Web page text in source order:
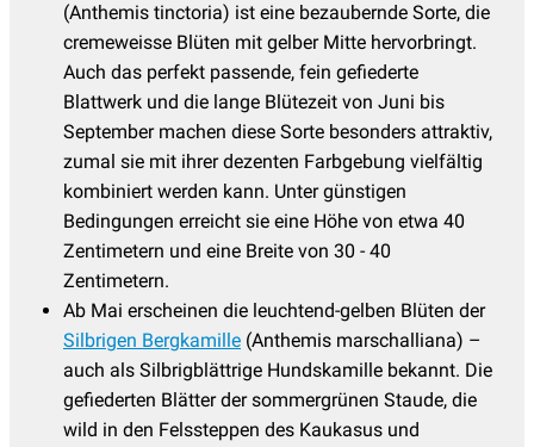
Spornblume(2)
Staudenclematis (11)
Staudenhibiskus(13)
Sterndolde(8)
Stockrosen (11)
Storchschnabel (54)
Sumpfdotterblume - Caltha
(3)
Taglilien(38)
Thymian - Thymus(19)
Tränendes Herz - Dicentra
(4)
Trollblume (2)
(Anthemis tinctoria) ist eine bezaubernde Sorte, die
cremeweisse Blüten mit gelber Mitte hervorbringt.
Auch das perfekt passende, fein gefiederte
Blattwerk und die lange Blütezeit von Juni bis
September machen diese Sorte besonders attraktiv,
zumal sie mit ihrer dezenten Farbgebung vielfältig
kombiniert werden kann. Unter günstigen
Bedingungen erreicht sie eine Höhe von etwa 40
Zentimetern und eine Breite von 30 - 40
Zentimetern.
Ab Mai erscheinen die leuchtend-gelben Blüten der
Silbrigen Bergkamille (Anthemis marschalliana) –
auch als Silbrigblättrige Hundskamille bekannt. Die
gefiederten Blätter der sommergrünen Staude, die
wild in den Felssteppen des Kaukasus und